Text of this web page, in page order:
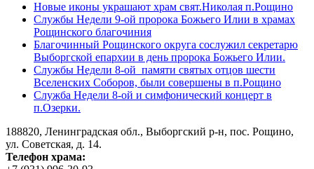
Новые иконы украшают храм свят.Николая п.Рощино
Службы Недели 9-ой пророка Божьего Илии в храмах
Рощинского благочиния
Благочинный Рощинского округа сослужил секретарю
Выборгской епархии в день пророка Божьего Илии.
Службы Недели 8-ой памяти святых отцов шести
Вселенских Соборов, были совершены в п.Рощино
Служба Недели 8-ой и симфонический концерт в
п.Озерки.
188820, Ленинградская обл., Выборгский р-н, пос. Рощино,
ул. Советская, д. 14.
Телефон храма: